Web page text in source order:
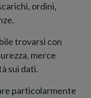
ordini,
trovarsi con
merce
sui dati.
particolarmente